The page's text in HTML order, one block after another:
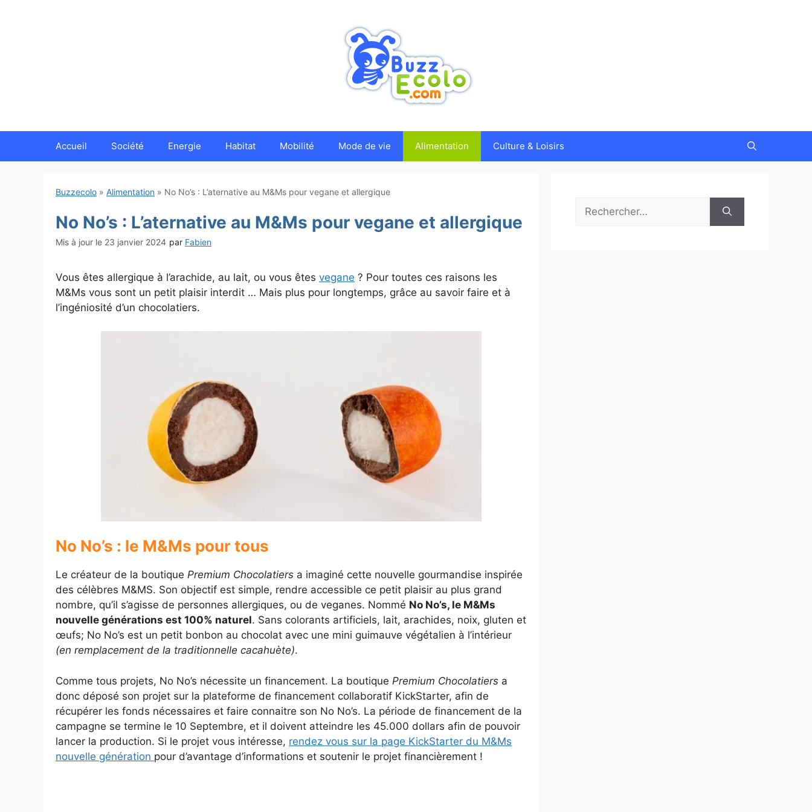
Accueil Société Energie Habitat Mobilité Mode de vie Alimentation Culture & Loisirs
Buzzecolo » Alimentation » No No’s : L’aternative au M&Ms pour vegane et allergique
No No’s : L’aternative au M&Ms pour vegane et allergique
23 janvier 2024 par Fabien
Vous êtes allergique à l’arachide, au lait, ou vous êtes vegane ? Pour toutes ces raisons les
M&Ms vous sont un petit plaisir interdit … Mais plus pour longtemps, grâce au savoir faire et à
l’ingéniosité d’un chocolatiers.
No No’s : le M&Ms pour tous
Le créateur de la boutique Premium Chocolatiers a imaginé cette nouvelle gourmandise inspirée
des célèbres M&MS. Son objectif est simple, rendre accessible ce petit plaisir au plus grand
nombre, qu’il s’agisse de personnes allergiques, ou de veganes. Nommé No No’s, le M&Ms
nouvelle générations est 100% naturel. Sans colorants artificiels, lait, arachides, noix, gluten et
œufs; No No’s est un petit bonbon au chocolat avec une mini guimauve végétalien à l’intérieur
(en remplacement de la traditionnelle cacahuète).
Comme tous projets, No No’s nécessite un financement. La boutique Premium Chocolatiers a
donc déposé son projet sur la plateforme de financement collaboratif KickStarter, afin de
récupérer les fonds nécessaires et faire connaitre son No No’s. La période de financement de la
campagne se termine le 10 Septembre, et il doivent atteindre les 45.000 dollars afin de pouvoir
lancer la production. Si le projet vous intéresse, rendez vous sur la page KickStarter du M&Ms
nouvelle génération pour d’avantage d’informations et soutenir le projet financièrement !
Rechercher :